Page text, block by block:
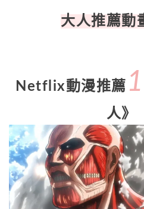
大人推薦動
Netflix動漫推薦
人》